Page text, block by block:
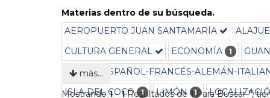
Materias dentro de su búsqueda.
AEROPUERTO JUAN SANTAMARÍA
CULTURA GENERAL ECONOMÍA 1
IDIOMA-ESPAÑOL-FRANCÉS-ALEMÁN-
ISLA DEL COCO 1 LIMÓN 1
más…
Mostrando1 - 1Resultados de 1Para Buscar '',